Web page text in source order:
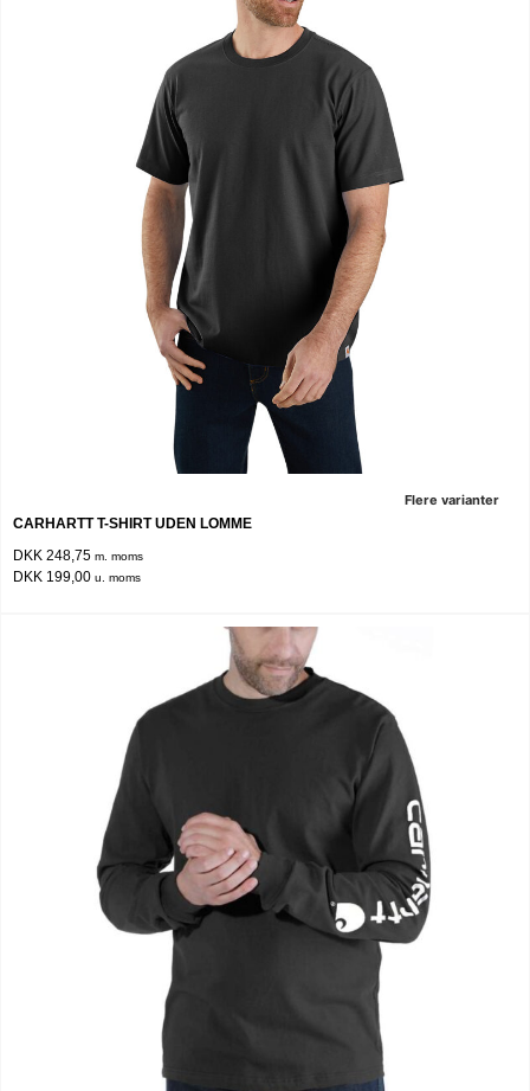
Flere varianter
CARHARTT T-SHIRT UDEN LOMME
DKK 248,75 m. moms
DKK 199,00 u. moms